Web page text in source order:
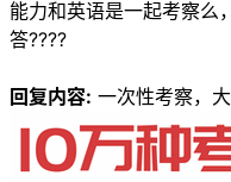
能力和英语是一起考察么
答????
回复内容: 一次性考察，